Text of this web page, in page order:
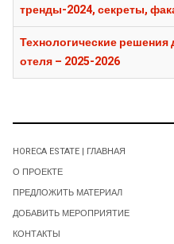
тренды-2024, секреты,
Технологические
отеля – 2025-2026
HORECA ESTATE | ГЛАВНАЯ
О ПРОЕКТЕ
ПРЕДЛОЖИТЬ МАТЕРИАЛ
ДОБАВИТЬ МЕРОПРИЯТИЕ
КОНТАКТЫ